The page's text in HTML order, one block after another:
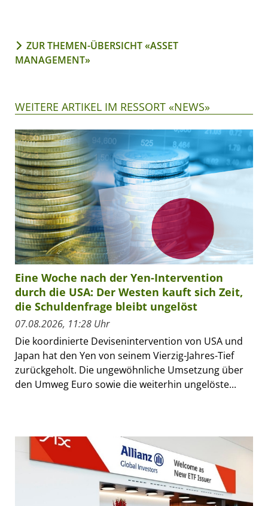
ZUR THEMEN-ÜBERSICHT «ASSET
MANAGEMENT»
WEITERE ARTIKEL IM RESSORT «NEWS»
Eine Woche nach der Yen-Intervention
durch die USA: Der Westen kauft sich Zeit,
die Schuldenfrage bleibt ungelöst
07.08.2026, 11:28 Uhr
Die koordinierte Devisenintervention von USA und
Japan hat den Yen von seinem Vierzig-Jahres-Tief
zurückgeholt. Die ungewöhnliche Umsetzung über
den Umweg Euro sowie die weiterhin ungelöste...